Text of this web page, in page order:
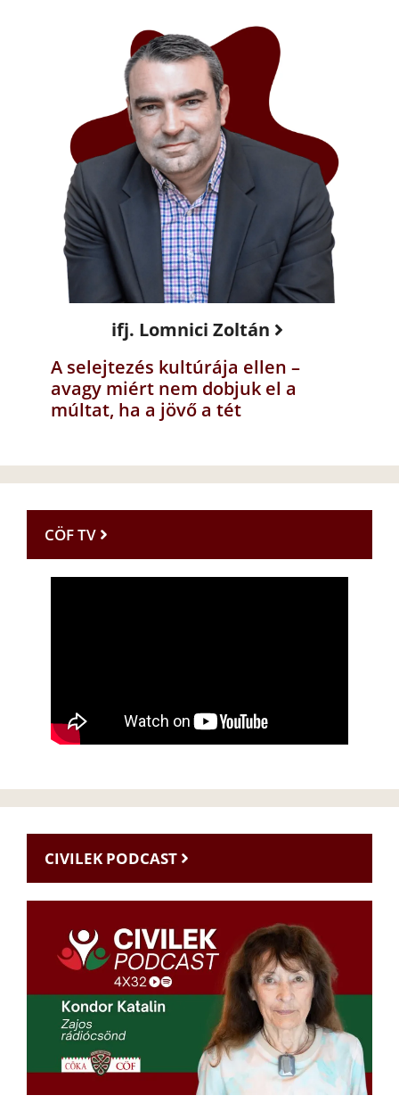
ifj. Lomnici Zoltán
A selejtezés kultúrája ellen –
avagy miért nem dobjuk el a
múltat, ha a jövő a tét
CÖF TV
CIVILEK PODCAST